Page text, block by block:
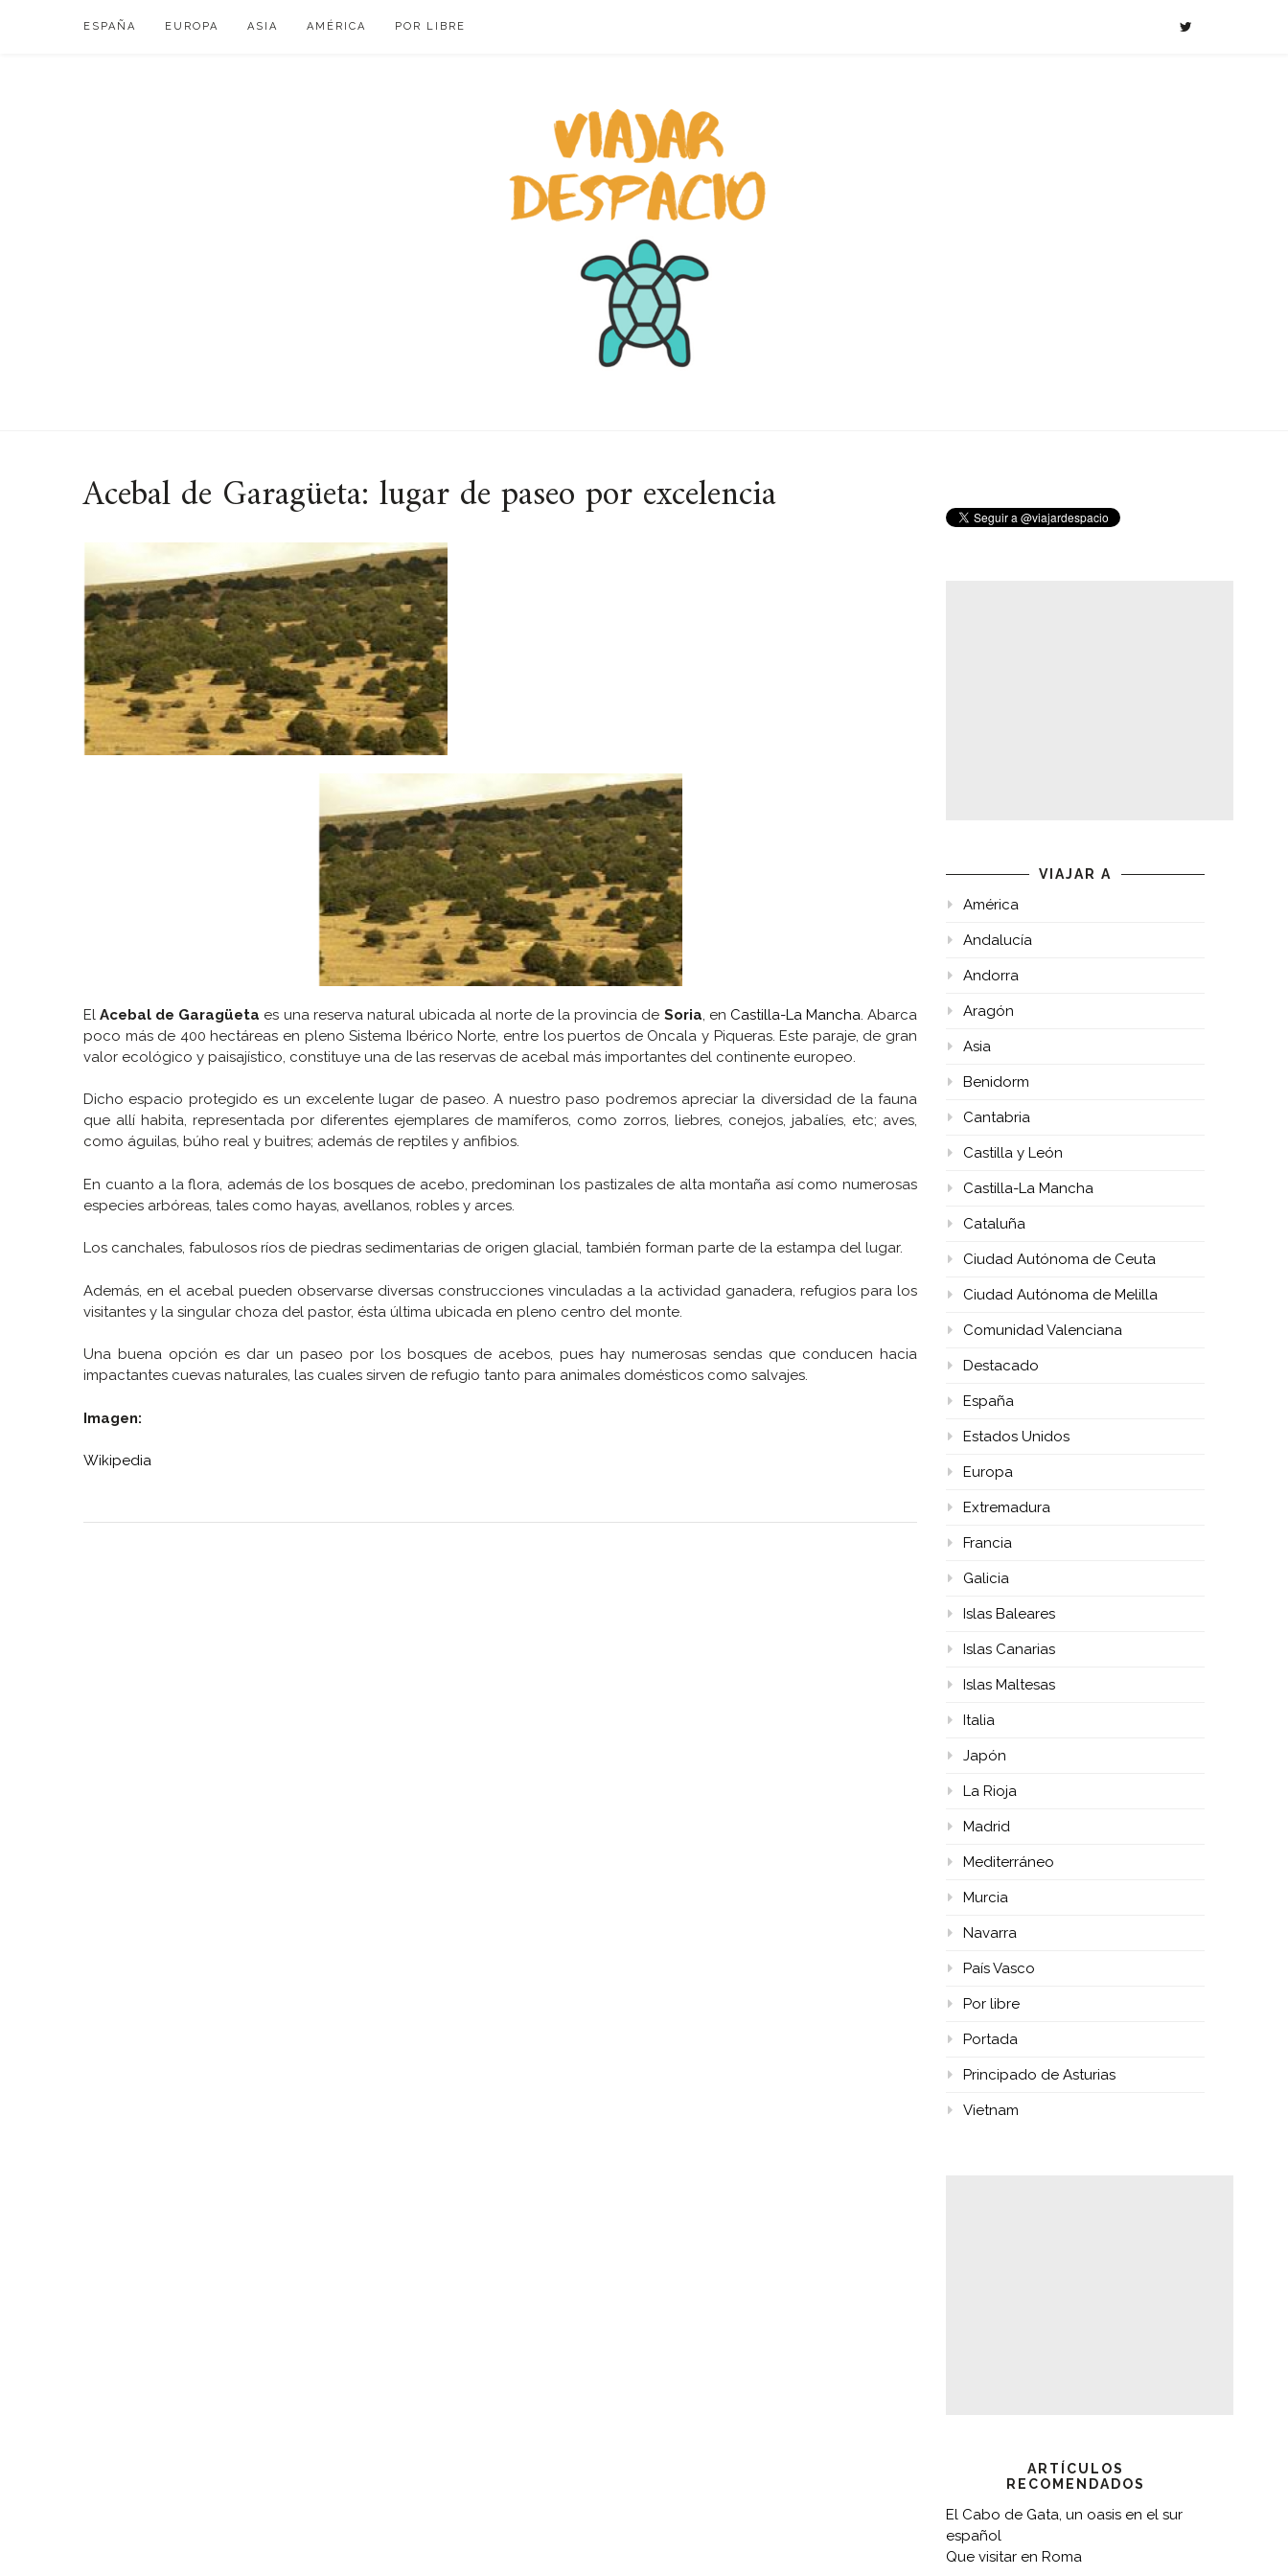
ESPAÑA EUROPA ASIA AMÉRICA POR LIBRE
Acebal de Garagüeta: lugar de paseo por excelencia
ElAcebal de Garagüeta es una reserva natural ubicada al norte de la provincia de Soria , en Castilla-La Mancha . Abarca
poco más de 400 hectáreas en pleno Sistema Ibérico Norte, entre los puertos de Oncala y Piqueras. Este paraje, de gran
valor ecológico y paisajístico, constituye una de las reservas de acebal más importantes del continente europeo.
Dicho espacio protegido es un excelente lugar de paseo. A nuestro paso podremos apreciar la diversidad de la fauna
que allí habita, representada por diferentes ejemplares de mamíferos, como zorros, liebres, conejos, jabalíes, etc; aves,
como águilas, búho real y buitres; además de reptiles y anfibios.
En cuanto a la flora, además de los bosques de acebo, predominan los pastizales de alta montaña así como numerosas
especies arbóreas, tales como hayas, avellanos, robles y arces.
Los canchales, fabulosos ríos de piedras sedimentarias de origen glacial, también forman parte de la estampa del lugar.
Además, en el acebal pueden observarse diversas construcciones vinculadas a la actividad ganadera, refugios para los
visitantes y la singular choza del pastor, ésta última ubicada en pleno centro del monte.
Una buena opción es dar un paseo por los bosques de acebos, pues hay numerosas sendas que conducen hacia
impactantes cuevas naturales, las cuales sirven de refugio tanto para animales domésticos como salvajes.
Imagen:
Wikipedia
VIAJAR A
América
Andalucía
Andorra
Aragón
Asia
Benidorm
Cantabria
Castilla y León
Castilla-La Mancha
Cataluña
Ciudad Autónoma de Ceuta
Ciudad Autónoma de Melilla
Comunidad Valenciana
Destacado
España
Estados Unidos
Europa
Extremadura
Francia
Galicia
Islas Baleares
Islas Canarias
Islas Maltesas
Italia
Japón
La Rioja
Madrid
Mediterráneo
Murcia
Navarra
País Vasco
Por libre
Portada
Principado de Asturias
Vietnam
ARTÍCULOS
RECOMENDADOS
El Cabo de Gata, un oasis en el sur
español
Que visitar en Roma